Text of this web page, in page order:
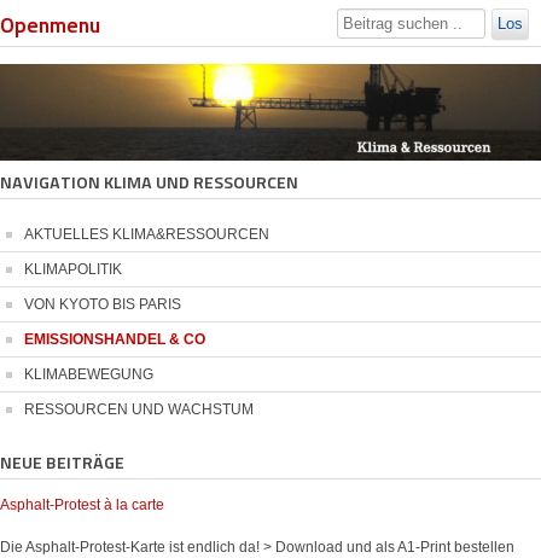
Openmenu Los
NAVIGATION KLIMA UND RESSOURCEN
AKTUELLES KLIMA&RESSOURCEN
KLIMAPOLITIK
VON KYOTO BIS PARIS
EMISSIONSHANDEL & CO
KLIMABEWEGUNG
RESSOURCEN UND WACHSTUM
NEUE BEITRÄGE
Asphalt-Protest à la carte
Die Asphalt-Protest-Karte ist endlich da! > Download und als A1-Print bestellen